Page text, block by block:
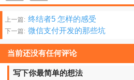
文
章
分
页
上一篇: 终结者5 怎样的感受
下一篇: 微信支付开发的那些坑
当前还没有任何评论
写下你最简单的想法